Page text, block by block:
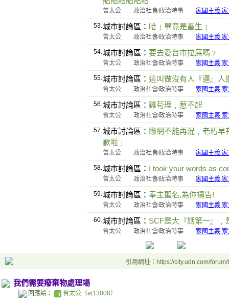
曾太公 政治社會∕政治時事 家國主義
53.城市討論區： 哈﹗畢竟是畜生﹗
曾太公 政治社會∕政治時事 家國主義
54.城市討論區： 要去愛台市拉屎嗎﹖
曾太公 政治社會∕政治時事 家國主義
55.城市討論區： 這叫做沒有人『逼』人
曾太公 政治社會∕政治時事 家國主義
56.城市討論區： 雞苟理﹐惹不起
曾太公 政治社會∕政治時事 家國主義
57.城市討論區： 聯網不能再混﹐老朽早
歉啦﹗
曾太公 政治社會∕政治時事 家國主義
58.城市討論區： I took your words as
曾太公 政治社會∕政治時事 家國主義
59.城市討論區： 奉主聖名,為你禱告!
曾太公 政治社會∕政治時事 家國主義
60.城市討論區： SCF是大『話第一』﹐
曾太公 政治社會∕政治時事 家國主義
引用網址：https://city.udn.com/
我們需要癈棄物處理場
回應給： 曾太公（et13808）